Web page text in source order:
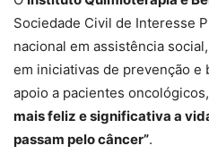
Sociedade Civil de Interesse
nacional em assistência
em iniciativas de prevenção e
apoio a pacientes
mais feliz e significativa a
passam pelo câncer”.